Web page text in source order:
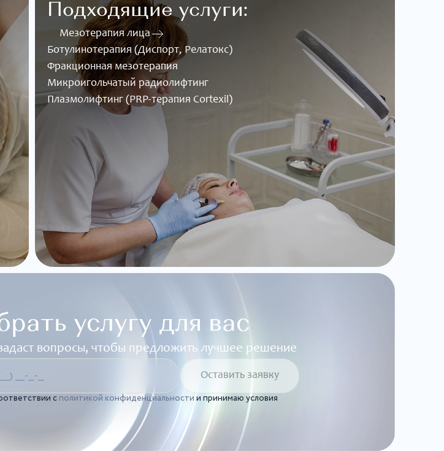
Подходящие услуги:
Мезотерапия лица
Ботулинотерапия (Диспорт, Релатокс)
Фракционная мезотерапия
Микроигольчатый радиолифтинг
Плазмолифтинг (PRP-терапия Cortexil)
услугу для вас
вопросы, чтобы предложить лучшее решение
с политикой конфиденциальности и принимаю условия